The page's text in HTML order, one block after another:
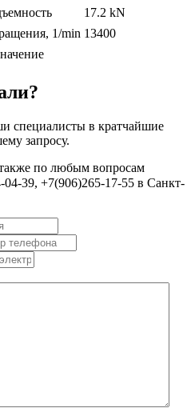
17.2 kN
1/min 13400
специалисты в кратчайшие
запросу.
также по любым вопросам
39, +7(906)265-17-55 в Санкт-